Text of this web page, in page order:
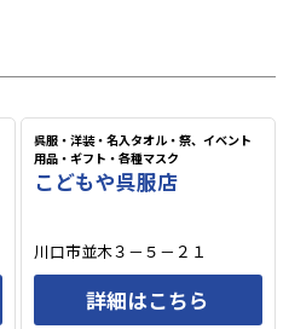
呉服・洋装・名入タオル・祭、イベント
用品・ギフト・各種マスク
こどもや呉服店
川口市並木３－５－２１
詳細はこちら